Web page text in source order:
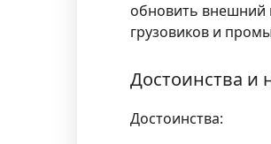
обновить внешний
грузовиков и
Достоинства и
Достоинства: